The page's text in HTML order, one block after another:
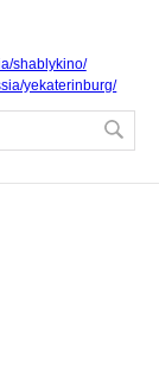
shablykino/
yekaterinburg/